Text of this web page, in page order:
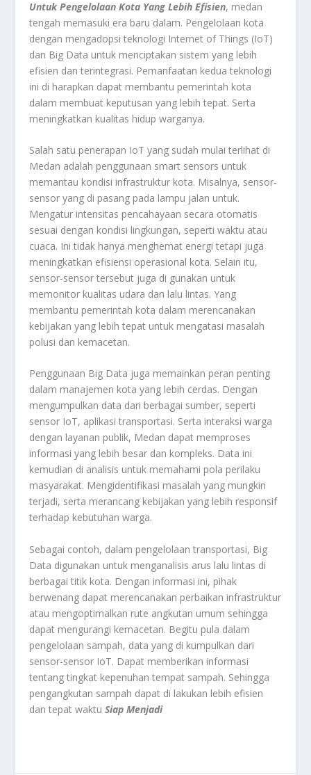
Untuk Pengelolaan Kota Yang Lebih Efisien, medan
tengah memasuki era baru dalam. Pengelolaan kota
dengan mengadopsi teknologi Internet of Things (IoT)
dan Big Data untuk menciptakan sistem yang lebih
efisien dan terintegrasi. Pemanfaatan kedua teknologi
ini di harapkan dapat membantu pemerintah kota
dalam membuat keputusan yang lebih tepat. Serta
meningkatkan kualitas hidup warganya.
Salah satu penerapan IoT yang sudah mulai terlihat di
Medan adalah penggunaan smart sensors untuk
memantau kondisi infrastruktur kota. Misalnya, sensor-
sensor yang di pasang pada lampu jalan untuk.
Mengatur intensitas pencahayaan secara otomatis
sesuai dengan kondisi lingkungan, seperti waktu atau
cuaca. Ini tidak hanya menghemat energi tetapi juga
meningkatkan efisiensi operasional kota. Selain itu,
sensor-sensor tersebut juga di gunakan untuk
memonitor kualitas udara dan lalu lintas. Yang
membantu pemerintah kota dalam merencanakan
kebijakan yang lebih tepat untuk mengatasi masalah
polusi dan kemacetan.
Penggunaan Big Data juga memainkan peran penting
dalam manajemen kota yang lebih cerdas. Dengan
mengumpulkan data dari berbagai sumber, seperti
sensor IoT, aplikasi transportasi. Serta interaksi warga
dengan layanan publik, Medan dapat memproses
informasi yang lebih besar dan kompleks. Data ini
kemudian di analisis untuk memahami pola perilaku
masyarakat. Mengidentifikasi masalah yang mungkin
terjadi, serta merancang kebijakan yang lebih responsif
terhadap kebutuhan warga.
Sebagai contoh, dalam pengelolaan transportasi, Big
Data digunakan untuk menganalisis arus lalu lintas di
berbagai titik kota. Dengan informasi ini, pihak
berwenang dapat merencanakan perbaikan infrastruktur
atau mengoptimalkan rute angkutan umum sehingga
dapat mengurangi kemacetan. Begitu pula dalam
pengelolaan sampah, data yang di kumpulkan dari
sensor-sensor IoT. Dapat memberikan informasi
tentang tingkat kepenuhan tempat sampah. Sehingga
pengangkutan sampah dapat di lakukan lebih efisien
dan tepat waktuSiap Menjadi